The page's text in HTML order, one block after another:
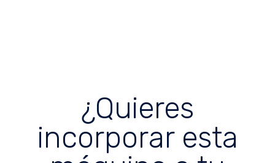
¿Quieres
incorporar esta